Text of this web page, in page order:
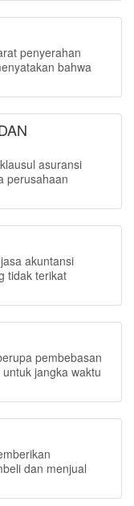
penyerahan
bahwa
asuransi
perusahaan
akuntansi
tidak terikat
pembebasan
jangka waktu
dan menjual